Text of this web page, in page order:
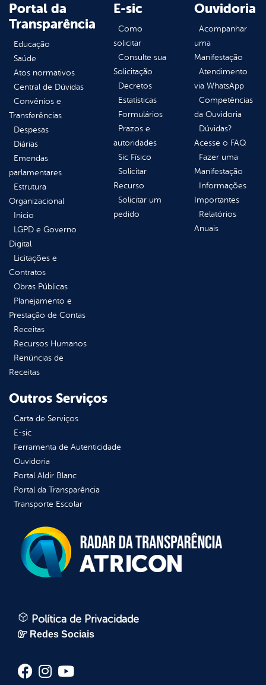
Portal da
Transparência
Educação
Saúde
Atos normativos
Central de Dúvidas
Convênios e
Transferências
Despesas
Diárias
Emendas
parlamentares
Estrutura
Organizacional
Inicio
LGPD e Governo
Digital
Licitações e
Contratos
Obras Públicas
Planejamento e
Prestação de Contas
Receitas
Recursos Humanos
Renúncias de
Receitas
E-sic
Como
solicitar
Consulte sua
Solicitação
Decretos
Estatísticas
Formulários
Prazos e
autoridades
Sic Físico
Solicitar
Recurso
Solicitar um
pedido
Ouvidoria
Acompanhar
uma
Manifestação
Atendimento
via WhatsApp
Competências
da Ouvidoria
Dúvidas?
Acesse o FAQ
Fazer uma
Manifestação
Informações
Importantes
Relatórios
Anuais
Outros Serviços
Carta de Serviços
E-sic
Ferramenta de Autenticidade
Ouvidoria
Portal Aldir Blanc
Portal da Transparência
Transporte Escolar
Política de Privacidade
Redes Sociais